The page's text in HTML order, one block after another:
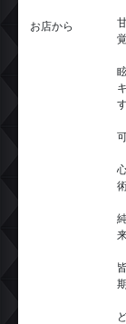
お店から